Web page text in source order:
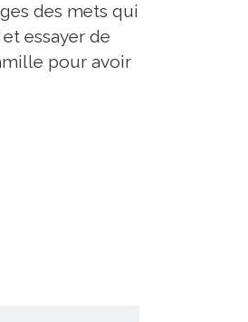
des mets qui
essayer de
pour avoir